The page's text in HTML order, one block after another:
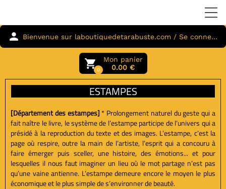
person Bienvenue sur laboutiquedetarabuste.com / Se connecter
local_grocery_store0
Mon panier
0.00 €
ESTAMPES
[Département des estampes] * Prolongement naturel du geste qui a
fait naître le livre, le système de l’estampe participe de l’univers qui a
présidé à la reproduction du texte et des images. L’estampe, c’est la
page où respire, outre la main de l’artiste, l’esprit qui a concouru à
faire émerger puis sceller, une histoire, des émotions... et pour
lesquelles il nous faut imaginer un lieu où le mot partage n’est pas
qu’une vaine antienne. L’estampe demeure encore le moyen le plus
économique et le plus simple de s’environner de beauté.